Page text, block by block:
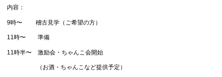
内容：
9時〜 稽古見学（ご希望の方）
11時〜 準備
11時半〜 激励会・ちゃんこ会開始
（お酒・ちゃんこなど提供予定）